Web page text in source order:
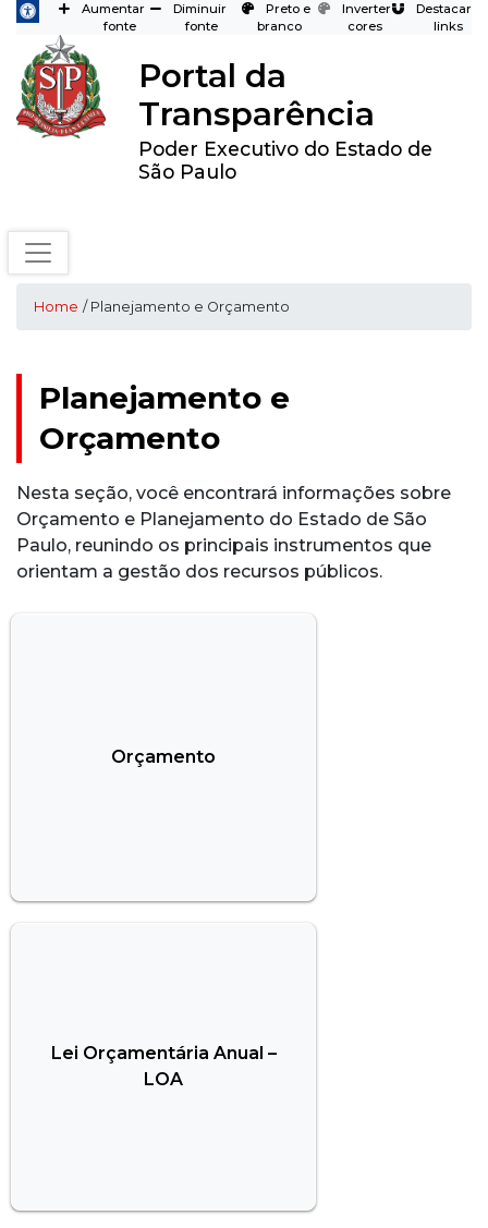
Aumentar
fonte
Diminuir
fonte
Preto e
branco
Inverter
cores
Destacar
links
Portal da
Transparência
Poder Executivo do Estado de
São Paulo
Home / Planejamento e Orçamento
Planejamento e
Orçamento
Nesta seção, você encontrará informações sobre
Orçamento e Planejamento do Estado de São
Paulo, reunindo os principais instrumentos que
orientam a gestão dos recursos públicos.
Orçamento
Lei Orçamentária Anual –
LOA